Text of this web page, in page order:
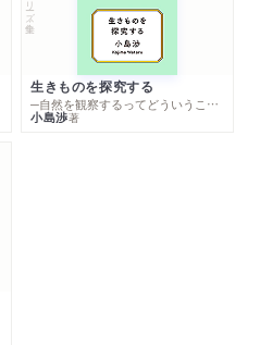
生きものを探究する
─自然を観察するってどういうこと？
小島渉著